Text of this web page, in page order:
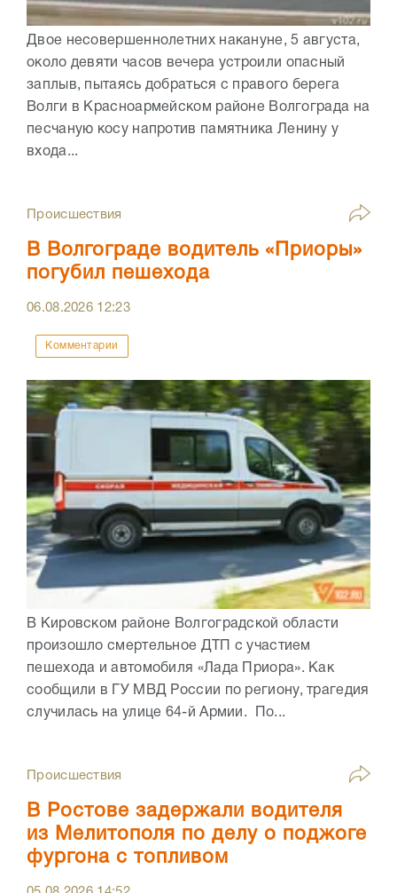
Двое несовершеннолетних накануне, 5 августа,
около девяти часов вечера устроили опасный
заплыв, пытаясь добраться с правого берега
Волги в Красноармейском районе Волгограда на
песчаную косу напротив памятника Ленину у
входа...
Происшествия
В Волгограде водитель «Приоры»
погубил пешехода
06.08.2026 12:23
Комментарии
В Кировском районе Волгоградской области
произошло смертельное ДТП с участием
пешехода и автомобиля «Лада Приора». Как
сообщили в ГУ МВД России по региону, трагедия
случилась на улице 64-й Армии. По...
Происшествия
В Ростове задержали водителя
из Мелитополя по делу о поджоге
фургона с топливом